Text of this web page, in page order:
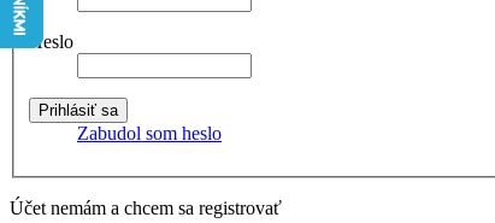
Heslo
Zabudol som heslo
Účet nemám a chcem sa registrovať